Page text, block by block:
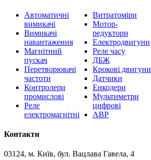
Автоматичні
вимикачі
Вимикачі
навантаження
Магнітний
пускач
Перетворювачі
частоти
Контролери
промислові
Реле
електромагнітні
Витратоміри
Мотор-
редуктори
Електродвигуни
Реле часу
ДБЖ
Крокові двигуни
Датчики
Енкодери
Мультиметри
цифрові
АВР
Контакти
03124, м. Київ, бул. Вацлава Гавела, 4